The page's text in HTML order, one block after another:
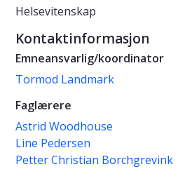
Helsevitenskap
Kontaktinformasjon
Emneansvarlig/koordinator
Tormod Landmark
Faglærere
Astrid Woodhouse
Line Pedersen
Petter Christian Borchgrevink